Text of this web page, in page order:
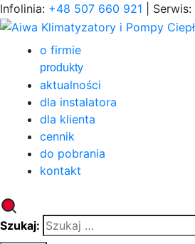
Infolinia: +48 507 660 921 | Serwis:
o firmie
produkty
aktualności
dla instalatora
dla klienta
cennik
do pobrania
kontakt
Szukaj: